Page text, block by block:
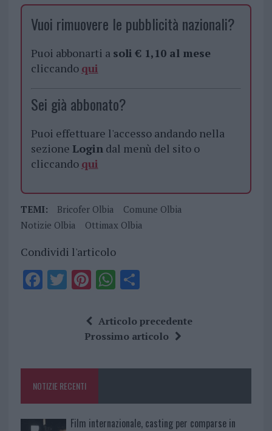
Vuoi rimuovere le pubblicità nazionali?
Puoi abbonarti a soli € 1,10 al mese
cliccando qui
Sei già abbonato?
Puoi effettuare l'accesso andando nella
sezione Logindal menù del sito o
cliccando qui
TEMI: Bricofer Olbia
Comune Olbia
Notizie Olbia
Ottimax Olbia
Condividi l'articolo
F
o
k
T Pi
te
re
W
at
s
p
S
a
re
Articolo precedente
Prossimo articolo
NOTIZIE RECENTI
Film internazionale, casting per comparse in